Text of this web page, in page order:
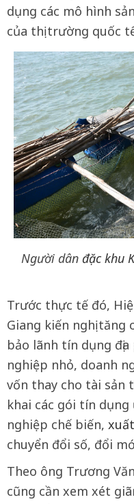
dụng các mô hình
của thị trường quốc
Người dân đặc khu
Trước thực tế đó,
Giang kiến nghị tăng
bảo lãnh tín dụng
nghiệp nhỏ, doanh
vốn thay cho tài sản
khai các gói tín
nghiệp chế biến,
chuyển đổi số, đổi
Theo ông Trương
cũng cần xem xét